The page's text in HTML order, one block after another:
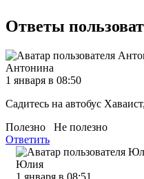
Ответы
Антонина
1 января в 08:50
Садитесь на автобус
Полезно
Не полезно
Ответить
Юлия
1 января в 08:51